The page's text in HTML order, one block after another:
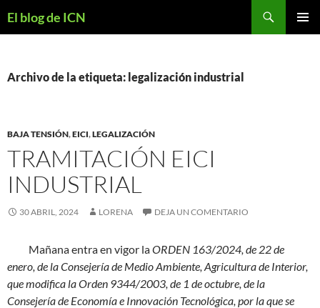
El blog de ICN
Archivo de la etiqueta: legalización industrial
BAJA TENSIÓN,EICI,LEGALIZACIÓN
TRAMITACIÓN EICI
INDUSTRIAL
30 ABRIL, 2024 LORENA DEJA UN COMENTARIO
Mañana entra en vigor laORDEN 163/2024, de 22 de
enero, de la Consejería de Medio Ambiente, Agricultura de Interior,
que modifica la Orden 9344/2003, de 1 de octubre, de la
Consejería de Economía e Innovación Tecnológica, por la que se